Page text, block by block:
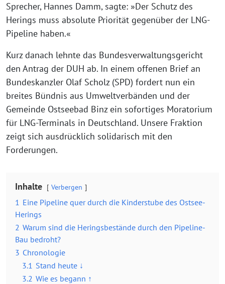
Sprecher, Hannes Damm, sagte: »Der Schutz des
Herings muss absolute Priorität gegenüber der LNG-
Pipeline haben.«
Kurz danach lehnte das Bundesverwaltungsgericht
den Antrag der DUH ab. In einem offenen Brief an
Bundeskanzler Olaf Scholz (SPD) fordert nun ein
breites Bündnis aus Umweltverbänden und der
Gemeinde Ostseebad Binz ein sofortiges Moratorium
für LNG-Terminals in Deutschland. Unsere Fraktion
zeigt sich ausdrücklich solidarisch mit den
Forderungen.
Inhalte Verbergen
1 Eine Pipeline quer durch die Kinderstube des Ostsee-
Herings
2 Warum sind die Heringsbestände durch den Pipeline-
Bau bedroht?
3 Chronologie
3.1 Stand heute ↓
3.2 Wie es begann ↑